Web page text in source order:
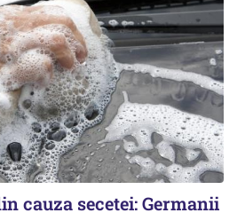
cauza secetei: Germanii